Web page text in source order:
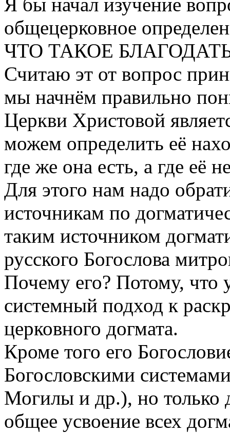
Я бы начал изучение
общецерковное
ЧТО ТАКОЕ
Считаю эт от вопрос
мы начнём правильно
Церкви Христовой
можем определить её
где же она есть, а где её
Для этого нам надо
источникам по
таким источником
русского Богослова
Почему его? Потому, что
системный подход к
церковного догмата.
Кроме того его
Богословскими
Могилы и др.), но
общее усвоение всех